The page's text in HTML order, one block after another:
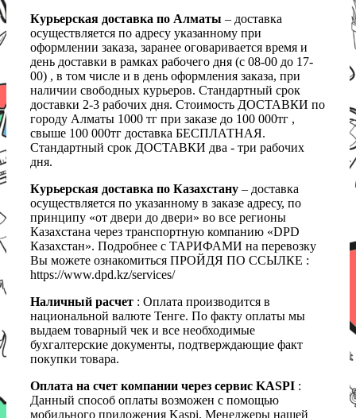
Курьерская доставка по Алматы – доставка
осуществляется по адресу указанному при
оформлении заказа, заранее оговаривается время и
день доставки в рамках рабочего дня (с 08-00 до 17-
00) , в том числе и в день оформления заказа, при
наличии свободных курьеров. Стандартный срок
доставки 2-3 рабочих дня. Стоимость ДОСТАВКИ по
городу Алматы 1000 тг при заказе до 100 000тг ,
свыше 100 000тг доставка БЕСПЛАТНАЯ.
Стандартный срок ДОСТАВКИ два - три рабочих
дня.
Курьерская доставка по Казахстану – доставка
осуществляется по указанному в заказе адресу, по
принципу «от двери до двери» во все регионы
Казахстана через транспортную компанию «DPD
Казахстан». Подробнее с ТАРИФАМИ на перевозку
Вы можете ознакомиться ПРОЙДЯ ПО ССЫЛКЕ :
https://www.dpd.kz/services/
Наличный расчет : Оплата производится в
национальной валюте Тенге. По факту оплаты мы
выдаем товарный чек и все необходимые
бухгалтерские документы, подтверждающие факт
покупки товара.
Оплата на счет компании через сервис KASPI :
Данный способ оплаты возможен с помощью
мобильного приложения Kaspi. Менеджеры нашей